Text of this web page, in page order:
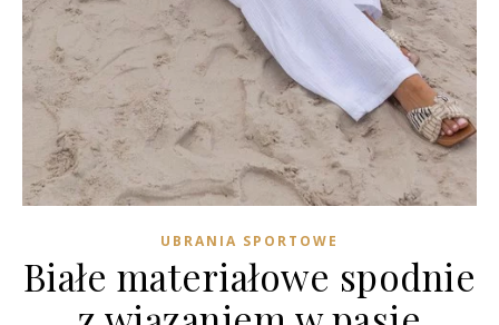
UBRANIA SPORTOWE
Białe materiałowe spodnie